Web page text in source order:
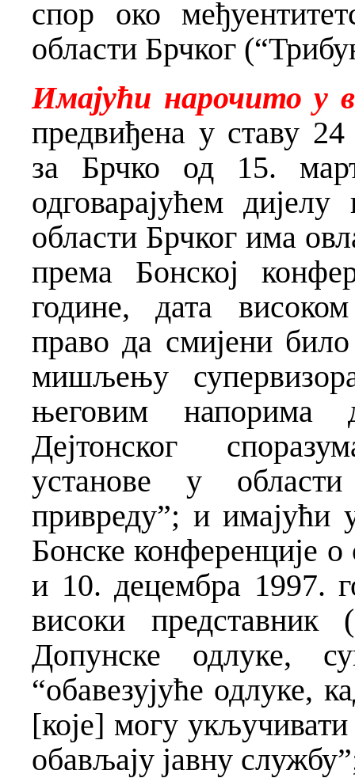
спор око
области Брчког
Имајући нарочито у
предвиђена у ставу
за Брчко од 15.
одговарајућем
области Брчког има
према Бонској
године, дата
право да смијени
мишљењу
његовим напорима
Дејтонског
установе у
привреду”; и
Бонске конференције
и 10. децембра 1997.
високи
Допунске одлуке,
“обавезујуће одлуке,
[које] могу
обављају јавну